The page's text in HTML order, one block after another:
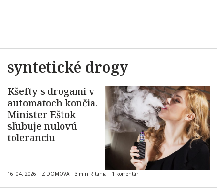
syntetické drogy
Kšefty s drogami v
automatoch končia.
Minister Eštok
sľubuje nulovú
toleranciu
16. 04. 2026 | Z DOMOVA | 3 min. čítania | 1 komentár